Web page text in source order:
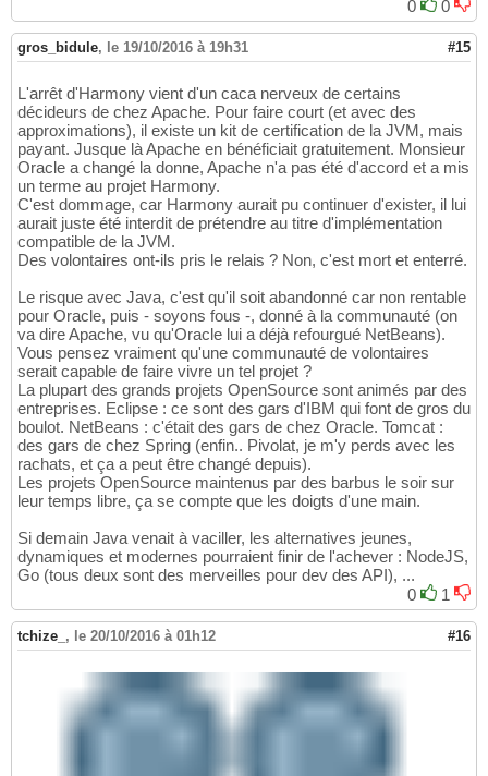
0 0
gros_bidule, le 19/10/2016 à 19h31 #15
L'arrêt d'Harmony vient d'un caca nerveux de certains
décideurs de chez Apache. Pour faire court (et avec des
approximations), il existe un kit de certification de la JVM, mais
payant. Jusque là Apache en bénéficiait gratuitement. Monsieur
Oracle a changé la donne, Apache n'a pas été d'accord et a mis
un terme au projet Harmony.
C'est dommage, car Harmony aurait pu continuer d'exister, il lui
aurait juste été interdit de prétendre au titre d'implémentation
compatible de la JVM.
Des volontaires ont-ils pris le relais ? Non, c'est mort et enterré.
Le risque avec Java, c'est qu'il soit abandonné car non rentable
pour Oracle, puis - soyons fous -, donné à la communauté (on
va dire Apache, vu qu'Oracle lui a déjà refourgué NetBeans).
Vous pensez vraiment qu'une communauté de volontaires
serait capable de faire vivre un tel projet ?
La plupart des grands projets OpenSource sont animés par des
entreprises. Eclipse : ce sont des gars d'IBM qui font de gros du
boulot. NetBeans : c'était des gars de chez Oracle. Tomcat :
des gars de chez Spring (enfin.. Pivolat, je m'y perds avec les
rachats, et ça a peut être changé depuis).
Les projets OpenSource maintenus par des barbus le soir sur
leur temps libre, ça se compte que les doigts d'une main.
Si demain Java venait à vaciller, les alternatives jeunes,
dynamiques et modernes pourraient finir de l'achever : NodeJS,
Go (tous deux sont des merveilles pour dev des API), ...
0
1
tchize_ , le 20/10/2016 à 01h12 #16